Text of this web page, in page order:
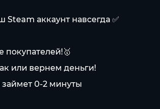
аккаунт навсегда ✅
покупателей!🥇
или вернем деньги!
0-2 минуты